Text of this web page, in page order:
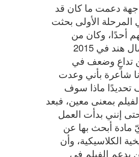
جهة دعمت ما كان قد
الأولى بحثت
أحدًا، وكان من
الممكن أن يستمر الحال كذلك، ما أعاد تحريك الموضوع مرة أخرى هو اتصال هند في 2015
تداعٍ وضعف في
شاعرة بأني وعدت
تحديدًا ماذا سوف
بمعنى معين، فبعد
إنني بدأت العمل
مادة أبحث بها عن
الكلاسيكية، وأن
بدعم الفيلم في